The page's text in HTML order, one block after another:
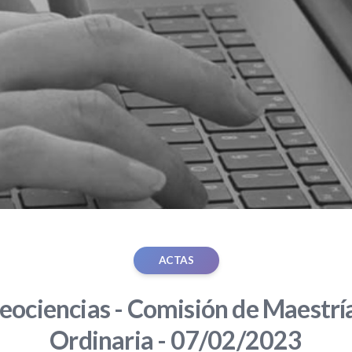
ACTAS
- Comisión de
Ordinaria - 07/02/2023